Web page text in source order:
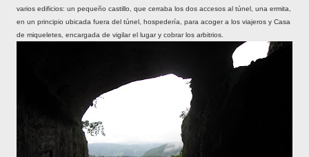
varios edificios: un pequeño castillo, que cerraba los dos accesos al túnel, una ermita,
en un principio ubicada fuera del túnel, hospedería, para acoger a los viajeros y Casa
de miqueletes, encargada de vigilar el lugar y cobrar los arbitrios.